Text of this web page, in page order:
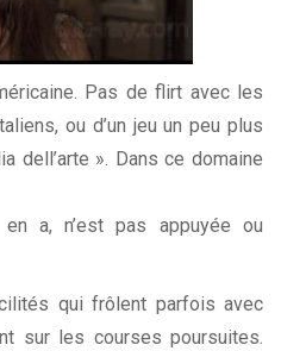
Pas de flirt avec les
ou d’un jeu un peu plus
dell’arte ». Dans ce domaine
a, n’est pas appuyée ou
qui frôlent parfois avec
sur les courses poursuites.